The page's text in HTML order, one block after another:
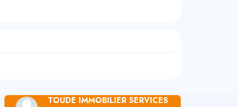
TOUDE IMMOBILIER SERVICES